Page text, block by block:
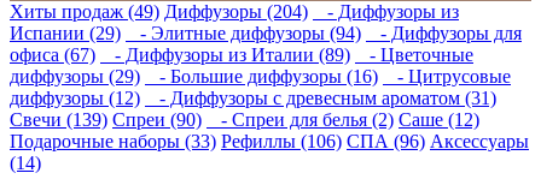
Хиты продаж (49) Диффузоры (204)
- Диффузоры из
Испании (29)
- Элитные диффузоры (94)
- Диффузоры для
офиса (67)
- Диффузоры из Италии (89)
- Цветочные
диффузоры (29)
- Большие диффузоры (16)
- Цитрусовые
диффузоры (12)
- Диффузоры с древесным ароматом (31)
Свечи (139) Спреи (90) - Спреи для белья (2) Саше (12)
Подарочные наборы (33) Рефиллы (106) СПА (96) Аксессуары
(14)